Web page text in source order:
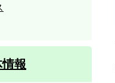
報